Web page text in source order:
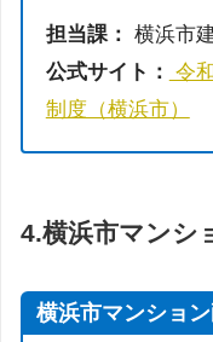
担当課： 横浜市
公式サイト： 令
制度（横浜市）
4.横浜市マンシ
横浜市マンショ